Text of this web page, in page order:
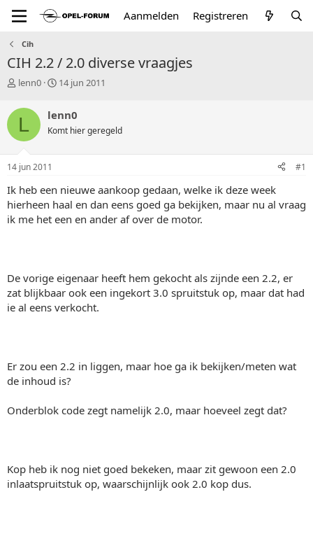
Aanmelden Registreren
Cih
CIH 2.2 / 2.0 diverse vraagjes
T
p
c
s
a
t
e
r
lenn0
S
r
t
a
m
14 jun 2011
L lenn0
Komt hier geregeld
14 jun 2011 #1
Ik heb een nieuwe aankoop gedaan, welke ik deze week
hierheen haal en dan eens goed ga bekijken, maar nu al vraag
ik me het een en ander af over de motor.
De vorige eigenaar heeft hem gekocht als zijnde een 2.2, er
zat blijkbaar ook een ingekort 3.0 spruitstuk op, maar dat had
ie al eens verkocht.
Er zou een 2.2 in liggen, maar hoe ga ik bekijken/meten wat
de inhoud is?
Onderblok code zegt namelijk 2.0, maar hoeveel zegt dat?
Kop heb ik nog niet goed bekeken, maar zit gewoon een 2.0
inlaatspruitstuk op, waarschijnlijk ook 2.0 kop dus.